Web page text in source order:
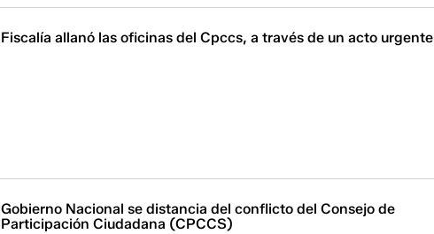
Fiscalía allanó las oficinas del Cpccs, a través de un acto urgente
Gobierno Nacional se distancia del conflicto del Consejo de
Participación Ciudadana (CPCCS)